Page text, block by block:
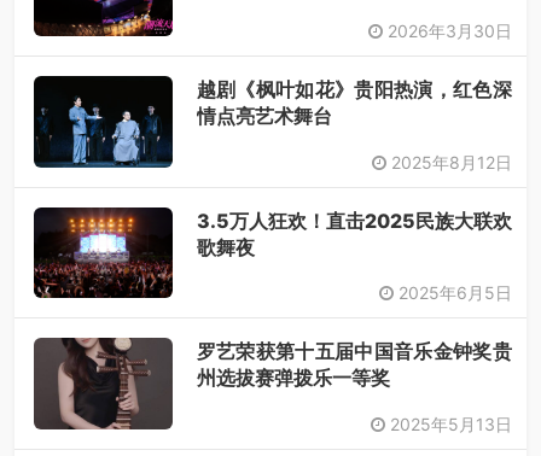
2026年3月30日
越剧《枫叶如花》贵阳热演，红色深
情点亮艺术舞台
2025年8月12日
3.5万人狂欢！直击2025民族大联欢
歌舞夜
2025年6月5日
罗艺荣获第十五届中国音乐金钟奖贵
州选拔赛弹拨乐一等奖​
2025年5月13日